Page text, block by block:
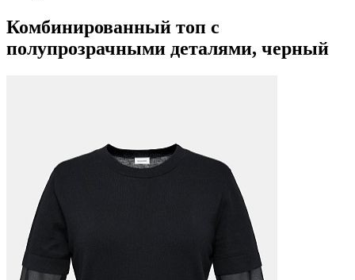
Комбинированный топ с
полупрозрачными деталями, черный